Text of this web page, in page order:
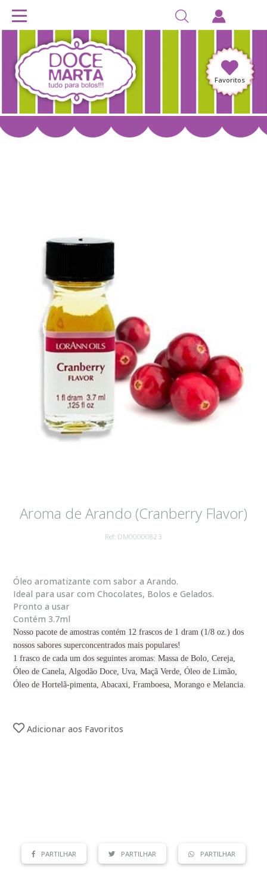
Favoritos
Aroma de Arando (Cranberry Flavor)
Ref: DM00000823
Óleo aromatizante com sabor a Arando.
Ideal para usar com Chocolates, Bolos e Gelados.
Pronto a usar
Contém 3.7ml
Nosso pacote de amostras contém 12 frascos de 1 dram (1/8 oz.) dos
nossos sabores superconcentrados mais populares!
1 frasco de cada um dos seguintes aromas: Massa de Bolo, Cereja,
Óleo de Canela, Algodão Doce, Uva, Maçã Verde, Óleo de Limão,
Óleo de Hortelã-pimenta, Abacaxi, Framboesa, Morango e Melancia.
Adicionar aos Favoritos
PARTILHAR PARTILHAR PARTILHAR